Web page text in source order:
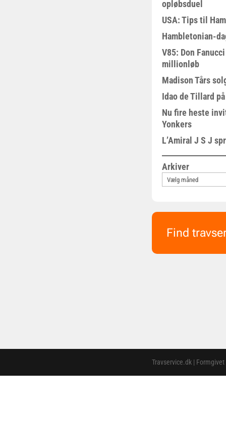
opløbsduel
USA: Tips til
Hambletonian-
V85: Don
millionløb
Madison Tårs
Idao de Tillard
Nu fire heste
Yonkers
L’Amiral J S J
Arkiver
Find
Travservice.dk |